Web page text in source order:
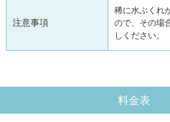
注意事項
稀に水ぶくれ
ので、その場
しください。
料金表